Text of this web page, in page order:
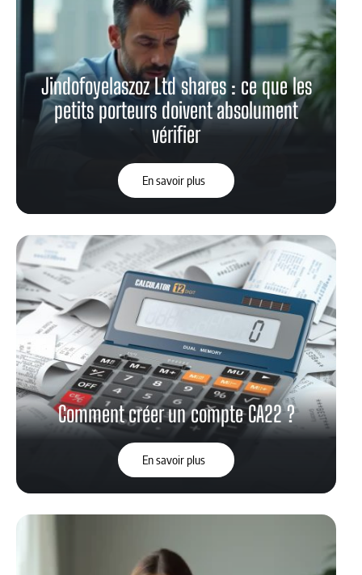
Jindofoyelaszoz Ltd shares : ce que les
petits porteurs doivent absolument
vérifier
En savoir plus
Comment créer un compte CA22 ?
En savoir plus